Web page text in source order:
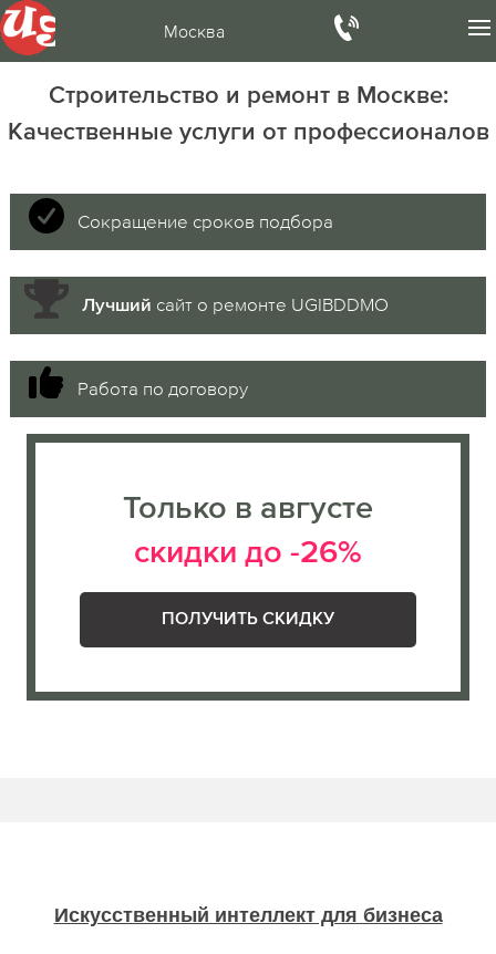
Москва
Строительство и ремонт в Москве:
Качественные услуги от профессионалов
Сокращение сроков подбора
Лучший сайт о ремонте UGIBDDMO
Работа по договору
Только в августе
скидки до -26%
ПОЛУЧИТЬ СКИДКУ
Искусственный интеллект для бизнеса